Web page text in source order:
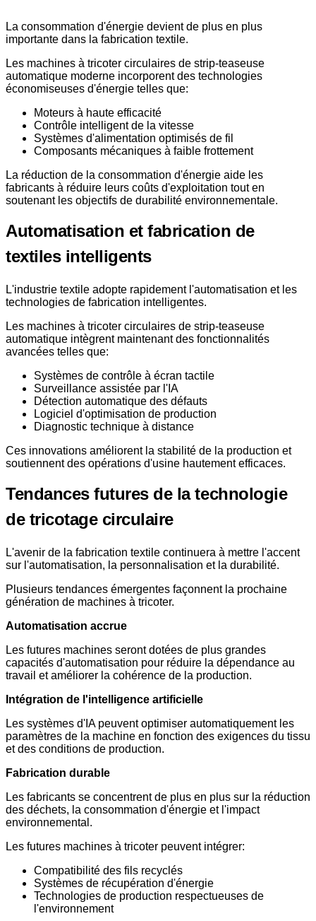
La consommation d'énergie devient de plus en plus
importante dans la fabrication textile.
Les machines à tricoter circulaires de strip-teaseuse
automatique moderne incorporent des technologies
économiseuses d'énergie telles que:
Moteurs à haute efficacité
Contrôle intelligent de la vitesse
Systèmes d'alimentation optimisés de fil
Composants mécaniques à faible frottement
La réduction de la consommation d'énergie aide les
fabricants à réduire leurs coûts d'exploitation tout en
soutenant les objectifs de durabilité environnementale.
Automatisation et fabrication de
textiles intelligents
L'industrie textile adopte rapidement l'automatisation et les
technologies de fabrication intelligentes.
Les machines à tricoter circulaires de strip-teaseuse
automatique intègrent maintenant des fonctionnalités
avancées telles que:
Systèmes de contrôle à écran tactile
Surveillance assistée par l'IA
Détection automatique des défauts
Logiciel d'optimisation de production
Diagnostic technique à distance
Ces innovations améliorent la stabilité de la production et
soutiennent des opérations d'usine hautement efficaces.
Tendances futures de la technologie
de tricotage circulaire
L'avenir de la fabrication textile continuera à mettre l'accent
sur l'automatisation, la personnalisation et la durabilité.
Plusieurs tendances émergentes façonnent la prochaine
génération de machines à tricoter.
Automatisation accrue
Les futures machines seront dotées de plus grandes
capacités d'automatisation pour réduire la dépendance au
travail et améliorer la cohérence de la production.
Intégration de l'intelligence artificielle
Les systèmes d'IA peuvent optimiser automatiquement les
paramètres de la machine en fonction des exigences du tissu
et des conditions de production.
Fabrication durable
Les fabricants se concentrent de plus en plus sur la réduction
des déchets, la consommation d'énergie et l'impact
environnemental.
Les futures machines à tricoter peuvent intégrer:
Compatibilité des fils recyclés
Systèmes de récupération d'énergie
Technologies de production respectueuses de
l'environnement